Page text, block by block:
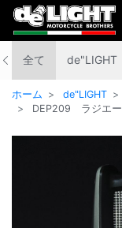
全て de"LIGHT
ホーム de"LIGHT
DEP209 ラジエー